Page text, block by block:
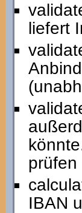
liefert
prüfen
IBAN